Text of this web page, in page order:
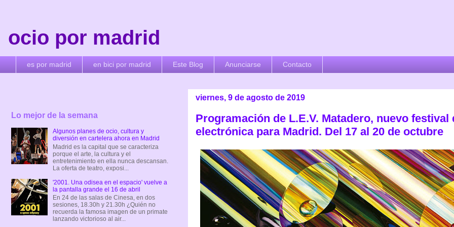
ocio por madrid
es por madrid en bici por madrid Este Blog Anunciarse Contacto
viernes, 9 de agosto de 2019
Programación de L.E.V. Matadero, nuevo festival
electrónica para Madrid. Del 17 al 20 de octubre
Lo mejor de la semana
Algunos planes de ocio, cultura y
diversión en cartelera ahora en Madrid
Madrid es la capital que se caracteriza
porque el arte, la cultura y el
entretenimiento en ella nunca descansan.
La oferta de teatro, exposi...
'2001. Una odisea en el espacio' vuelve a
la pantalla grande el 16 de abril
En 24 de las salas de Cinesa, en dos
sesiones, 18.30h y 21.30h ¿Quién no
recuerda la famosa imagen de un primate
lanzando victorioso al air...